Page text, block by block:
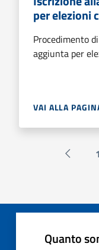
per elezioni
Procedimento
aggiunta per
VAI ALLA
Pagina 1
Quanto